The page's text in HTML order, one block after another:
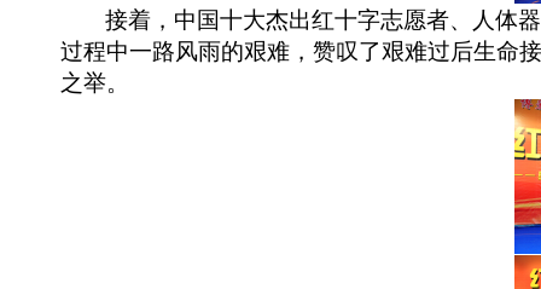
接着，中国十大杰出红十字志愿者、人体
过程中一路风雨的艰难，赞叹了艰难过后生命
之举。